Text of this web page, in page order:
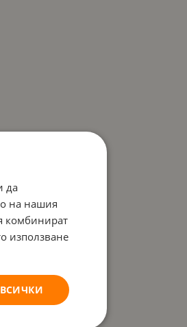
да
на нашия
комбинират
използване